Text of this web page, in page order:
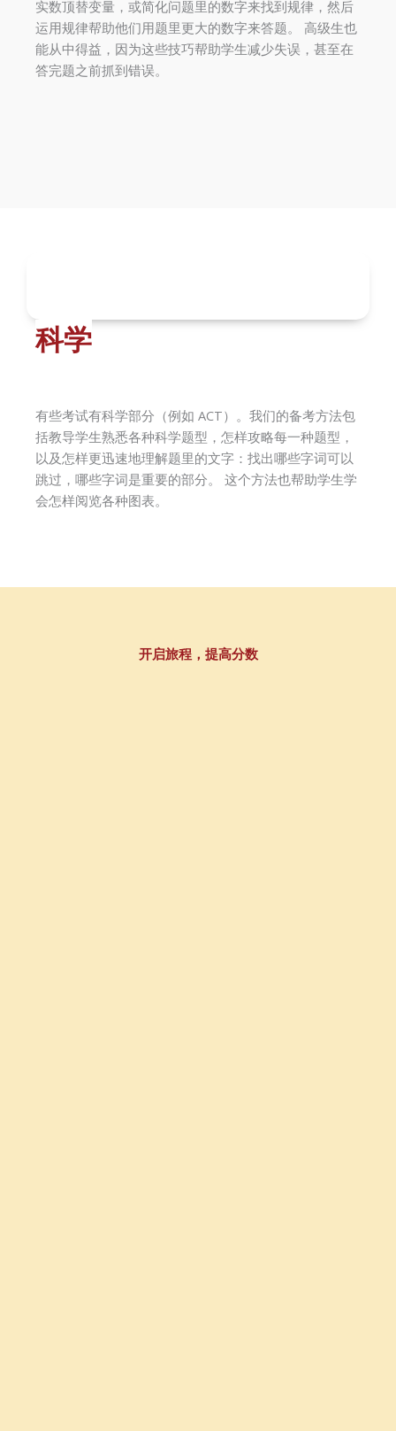
实数顶替变量，或简化问题里的数字来找到规律，然后
运用规律帮助他们用题里更大的数字来答题。 高级生也
能从中得益，因为这些技巧帮助学生减少失误，甚至在
答完题之前抓到错误。
科学
有些考试有科学部分（例如 ACT）。我们的备考方法包
括教导学生熟悉各种科学题型，怎样攻略每一种题型，
以及怎样更迅速地理解题里的文字：找出哪些字词可以
跳过，哪些字词是重要的部分。 这个方法也帮助学生学
会怎样阅览各种图表。
开启旅程，提高分数